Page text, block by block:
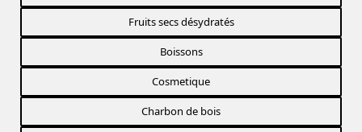
Fruits secs désydratés
Boissons
Cosmetique
Charbon de bois